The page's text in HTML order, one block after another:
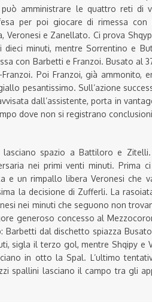
può amministrare le quattro reti di
per poi giocare di rimessa con
Veronesi e Zanellato. Ci prova
dieci minuti, mentre Sorrentino e
con Barbetti e Franzoi. Busato al
Poi Franzoi, già ammonito,
pesantissimo. Sull’azione
dall’assistente, porta in
dove non si registrano
lasciano spazio a Battiloro e
nei primi venti minuti. Prima
e un rimpallo libera Veronesi che
la decisione di Zufferli. La
nei minuti che seguono non
generoso concesso al
dal dischetto spiazza
sigla il terzo gol, mentre Shqipy e
in otto la Spal. L’ultimo
spallini lasciano il campo tra gli